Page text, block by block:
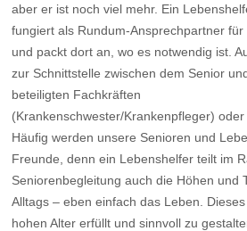
aber er ist noch viel mehr. Ein
fungiert als Rundum-Ansprechpartner für
und packt dort an, wo es notwendig ist.
zur Schnittstelle zwischen dem Senior
beteiligten Fachkräften
(Krankenschwester/Krankenpfleger) oder
Häufig werden unsere Senioren und
Freunde, denn ein Lebenshelfer teilt im
Seniorenbegleitung auch die Höhen und
Alltags – eben einfach das Leben.
hohen Alter erfüllt und sinnvoll zu